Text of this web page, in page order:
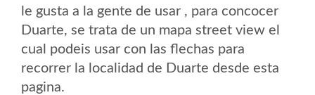
le gusta a la gente de usar , para concocer
Duarte, se trata de un mapa street view el
cual podeis usar con las flechas para
recorrer la localidad de Duarte desde esta
pagina.